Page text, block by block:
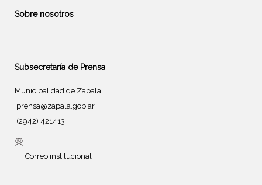
Sobre nosotros
Subsecretaría de Prensa
Municipalidad de Zapala
prensa@zapala.gob.ar
(2942) 421413
Correo institucional